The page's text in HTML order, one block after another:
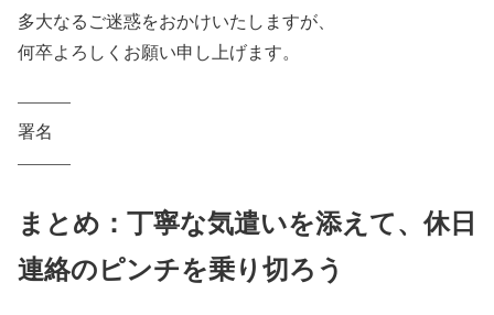
多大なるご迷惑をおかけいたしますが、
何卒よろしくお願い申し上げます。
———
署名
———
まとめ：丁寧な気遣いを添えて、休日
連絡のピンチを乗り切ろう